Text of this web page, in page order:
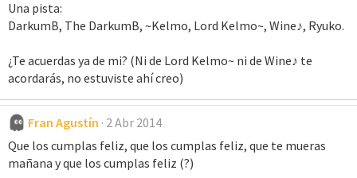
Una pista:
DarkumB, The DarkumB, ~Kelmo, Lord Kelmo~, Wine♪, Ryuko.
¿Te acuerdas ya de mi? (Ni de Lord Kelmo~ ni de Wine♪ te
acordarás, no estuviste ahí creo)
Fran Agustín 2 Abr 2014
Que los cumplas feliz, que los cumplas feliz, que te mueras
mañana y que los cumplas feliz (?)